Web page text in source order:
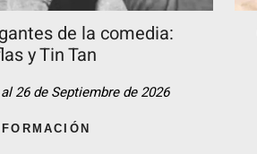
de la comedia:
y Tin Tan​
26 de Septiembre de 2026